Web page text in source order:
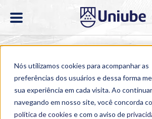
Nós utilizamos cookies para acompanhar as
preferências dos usuários e dessa forma
sua experiência em cada visita. Ao continuar
navegando em nosso site, você concorda
política de cookies e com o aviso de
Home > Cursos > EAD > Pós-graduação >
Planejamento e Gestão de Obras Civis